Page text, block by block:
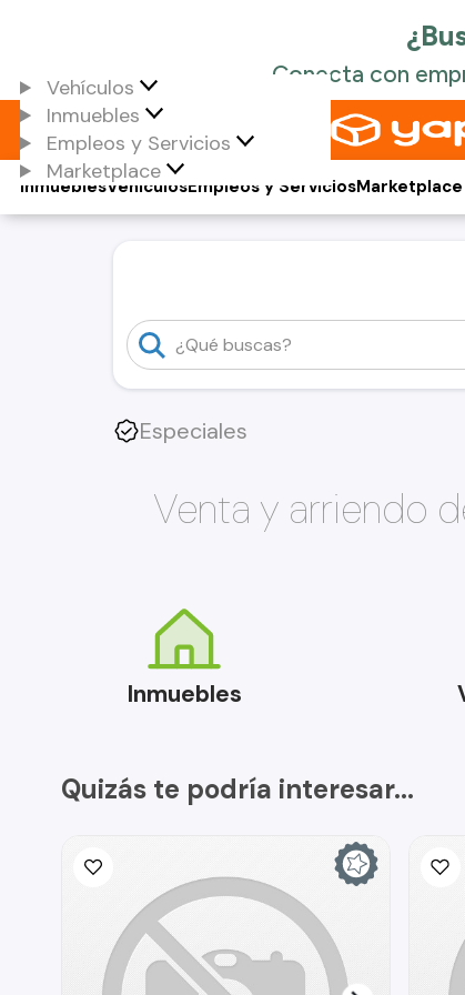
Vehículos
Inmuebles
Empleos y Servicios
Marketplace
Vehículos
Inmuebles Empleos y ServiciosMarketplace
Especiales
Venta y arriendo
Inmuebles
Quizás te podría interesar...